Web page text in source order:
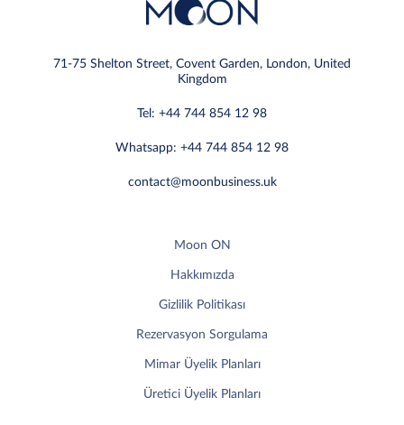
71-75 Shelton Street, Covent Garden, London, United
Kingdom
Tel: +44 744 854 12 98
Whatsapp: +44 744 854 12 98
contact@moonbusiness.uk
Moon ON
Hakkımızda
Gizlilik Politikası
Rezervasyon Sorgulama
Mimar Üyelik Planları
Üretici Üyelik Planları